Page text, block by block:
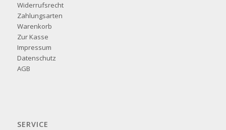
Widerrufsrecht
Zahlungsarten
Warenkorb
Zur Kasse
Impressum
Datenschutz
AGB
SERVICE